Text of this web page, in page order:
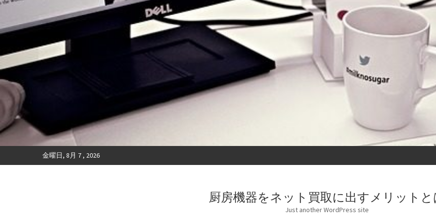
金曜日, 8月 7 , 2026
厨房機器をネット買取に出すメリット
Just another WordPress site